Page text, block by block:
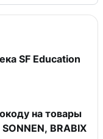
SF Education
на товары
BRABIX